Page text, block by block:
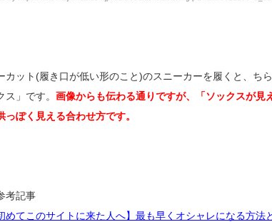
カット(履き口が低い形のこと)のスニーカーを履くと、ち
ス」です。 画像からも伝わる通りですが、「ソックスが
っぽく見える合わせ方です。
考記事
めてこのサイトに来た人へ】最も早くオシャレになる方